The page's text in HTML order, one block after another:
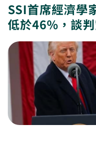
SSI首席經濟學
低於46%，談